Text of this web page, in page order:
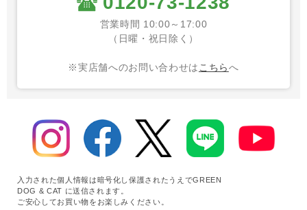
営業時間 10:00～17:00
（日曜・祝日除く）
※実店舗へのお問い合わせは こちらへ
入力された個人情報は暗号化し保護されたうえでGREEN
DOG & CAT に送信されます。
ご安心してお買い物をお楽しみください。